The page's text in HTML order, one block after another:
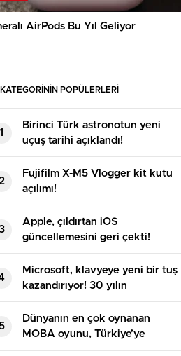
AirPods Bu Yıl Geliyor
KATEGORİNİN POPÜLERLERİ
1
Birinci Türk astronotun yeni
uçuş tarihi açıklandı!
Fujifilm X-M5 Vlogger kit kutu
açılımı!
Apple, çıldırtan iOS
güncellemesini geri çekti!
Microsoft, klavyeye yeni bir tuş
kazandırıyor! 30 yılın
ardından…
Dünyanın en çok oynanan
MOBA oyunu, Türkiye’ye
geliyor!